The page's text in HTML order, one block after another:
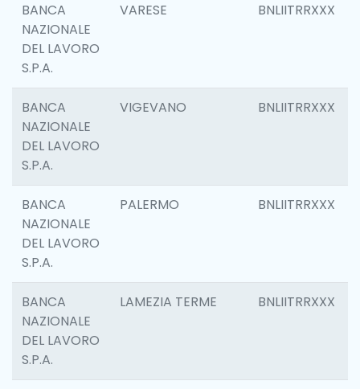
BANCA
NAZIONALE
DEL LAVORO
S.P.A.
VARESE BNLIITRRXXX
BANCA
NAZIONALE
DEL LAVORO
S.P.A.
VIGEVANO BNLIITRRXXX
BANCA
NAZIONALE
DEL LAVORO
S.P.A.
PALERMO BNLIITRRXXX
BANCA
NAZIONALE
DEL LAVORO
S.P.A.
LAMEZIA TERME BNLIITRRXXX